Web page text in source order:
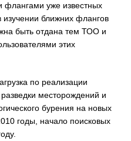
флангами уже известных
ближних флангов
быть отдана тем ТОО и
этих
по реализации
месторождений и
бурения на новых
годы, начало поисковых